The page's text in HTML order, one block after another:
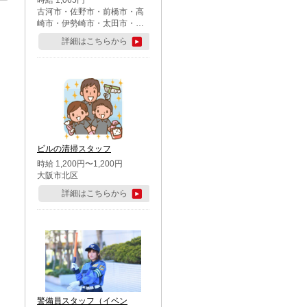
古河市・佐野市・前橋市・高
崎市・伊勢崎市・太田市・館
林市・藤岡市・大泉町・さい
たま市北区・川越市・熊谷
市・行田市・秩父市・所沢
市・鶴ケ島市・千葉市中央
区・市川市・松戸市・習志野
市・柏市・流山市・八千代
市・足立区・江戸川区・八王
子市・町田市
詳細はこちらから
ビルの清掃スタッフ
時給 1,200円〜1,200円
大阪市北区
詳細はこちらから
警備員スタッフ（イベン